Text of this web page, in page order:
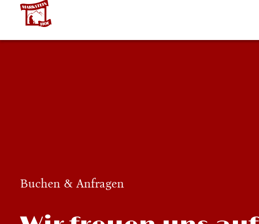
Buchen & Anfragen